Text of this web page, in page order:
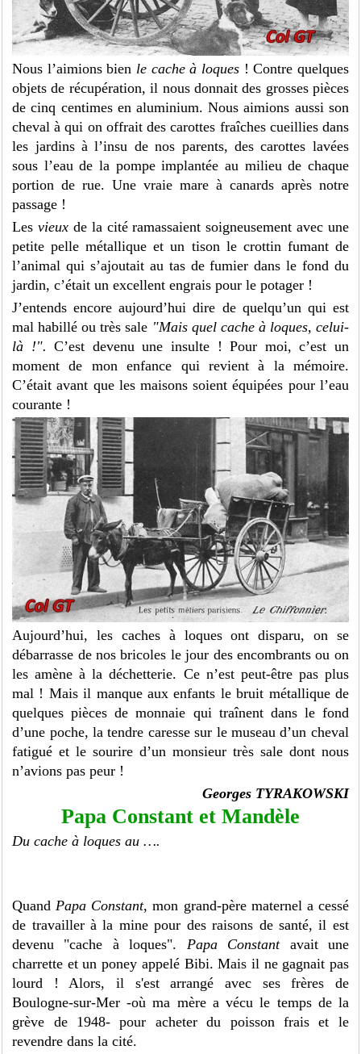
Nous l’aimions bien le cache à loques! Contre quelques
objets de récupération, il nous donnait des grosses pièces
de cinq centimes en aluminium. Nous aimions aussi son
cheval à qui on offrait des carottes fraîches cueillies dans
les jardins à l’insu de nos parents, des carottes lavées
sous l’eau de la pompe implantée au milieu de chaque
portion de rue. Une vraie mare à canards après notre
passage !
Les vieuxde la cité ramassaient soigneusement avec une
petite pelle métallique et un tison le crottin fumant de
l’animal qui s’ajoutait au tas de fumier dans le fond du
jardin, c’était un excellent engrais pour le potager !
J’entends encore aujourd’hui dire de quelqu’un qui est
mal habillé ou très sale "Mais quel cache à loques, celui-
là !".C’est devenu une insulte ! Pour moi, c’est un
moment de mon enfance qui revient à la mémoire.
C’était avant que les maisons soient équipées pour l’eau
courante !
Aujourd’hui, les caches à loques ont disparu, on se
débarrasse de nos bricoles le jour des encombrants ou on
les amène à la déchetterie. Ce n’est peut-être pas plus
mal ! Mais il manque aux enfants le bruit métallique de
quelques pièces de monnaie qui traînent dans le fond
d’une poche, la tendre caresse sur le museau d’un cheval
fatigué et le sourire d’un monsieur très sale dont nous
n’avions pas peur !
Georges TYRAKOWSKI
Papa Constant et Mandèle
Du cache à loques au ….
Quand Papa Constant, mon grand-père maternel a cessé
de travailler à la mine pour des raisons de santé, il est
devenu "cache à loques". Papa Constantavait une
charrette et un poney appelé Bibi. Mais il ne gagnait pas
lourd ! Alors, il s'est arrangé avec ses frères de
Boulogne-sur-Mer -où ma mère a vécu le temps de la
grève de 1948- pour acheter du poisson frais et le
revendre dans la cité.